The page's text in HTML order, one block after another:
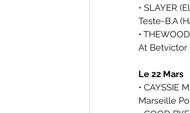
• SLAYER
Teste-B.A
•
At Betvictor
Le 22 Mars
• CAYSSIE
Marseille